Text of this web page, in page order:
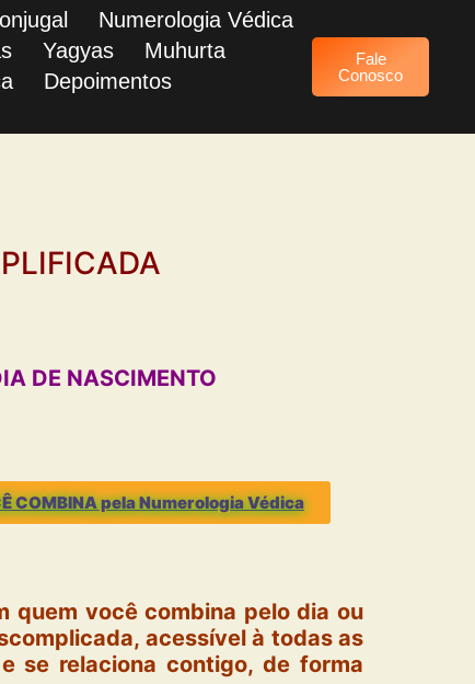
Numerologia Védica
Yagyas
Muhurta
Depoimentos
Fale
Conosco
DE NASCIMENTO
COMBINA pela Numerologia Védica
quem você combina pelo dia ou
acessível à todas as
se relaciona contigo, de forma